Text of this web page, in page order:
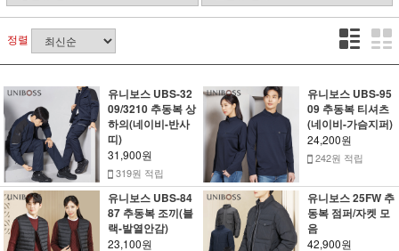
정렬
유니보스 UBS-32
09/3210 추동복 상
하의(네이비-반사
띠)
31,900원
319원 적립
유니보스 UBS-95
09 추동복 티셔츠
(네이비-가슴지퍼)
24,200원
242원 적립
유니보스 UBS-84
87 추동복 조끼(블
랙-발열안감)
23,100원
유니보스 25FW 추
동복 점퍼/자켓 모
음
42,900원